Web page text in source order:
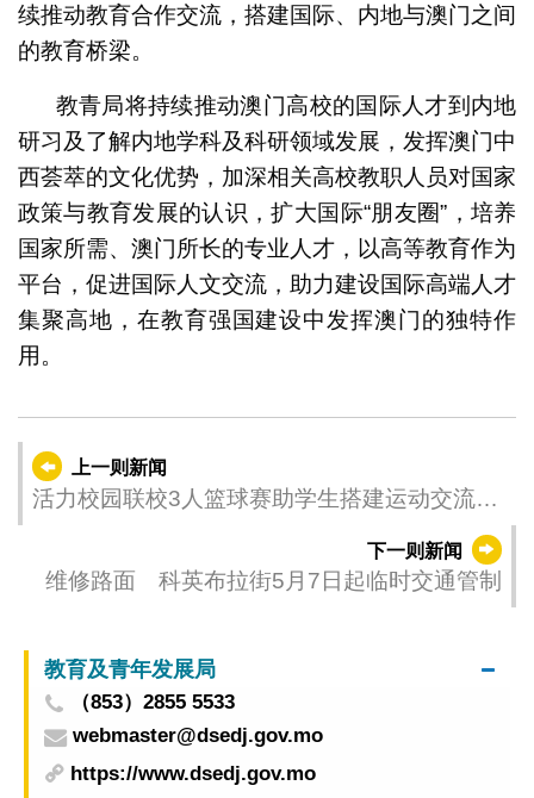
续推动教育合作交流，搭建国际、内地与澳门之间
的教育桥梁。
教青局将持续推动澳门高校的国际人才到内地
研习及了解内地学科及科研领域发展，发挥澳门中
西荟萃的文化优势，加深相关高校教职人员对国家
政策与教育发展的认识，扩大国际“朋友圈”，培养
国家所需、澳门所长的专业人才，以高等教育作为
平台，促进国际人文交流，助力建设国际高端人才
集聚高地，在教育强国建设中发挥澳门的独特作
用。
上一则新闻
活力校园联校3人篮球赛助学生搭建运动交流平
下一则新闻
维修路面 科英布拉街5月7日起临时交通管制
教育及青年发展局
（853）2855 5533
webmaster@dsedj.gov.mo
https://www.dsedj.gov.mo